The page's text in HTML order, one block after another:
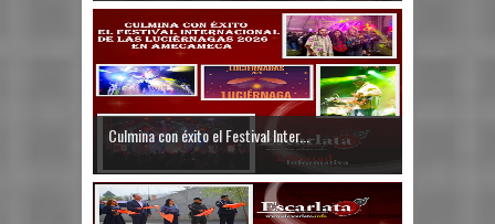
Culmina con éxito el Festival Inter...